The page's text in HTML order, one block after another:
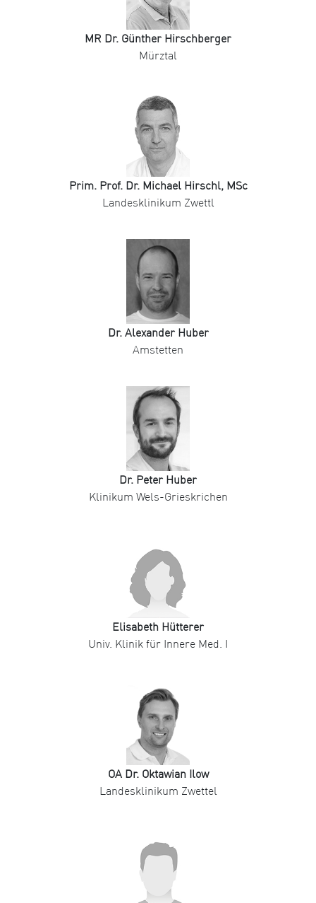
MR Dr. Günther Hirschberger
Mürztal
Prim. Prof. Dr. Michael Hirschl, MSc
Landesklinikum Zwettl
Dr. Alexander Huber
Amstetten
Dr. Peter Huber
Klinikum Wels-Grieskrichen
Elisabeth Hütterer
Univ. Klinik für Innere Med. I
OA Dr. Oktawian Ilow
Landesklinikum Zwettel